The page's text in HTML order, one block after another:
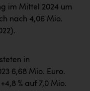
im Mittel 2024 um
nach 4,06 Mio.
in
6,68 Mio. Euro.
% auf 7,0 Mio.